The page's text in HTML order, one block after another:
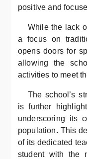
positive and
While the lack
a focus on
opens doors for
allowing the
activities to meet
The school’s
is further
underscoring its
population. This
of its dedicated
student with the